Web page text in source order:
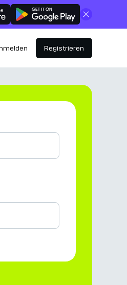
Schließen
Registrieren